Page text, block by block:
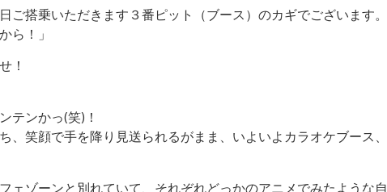
ご搭乗いただきます３番ピット（ブース）のカギでございます。
ら！」
！
テンかっ(笑)！
、笑顔で手を降り見送られるがまま、いよいよカラオケブース、
ェゾーンと別れていて、それぞれどっかのアニメでみたような自